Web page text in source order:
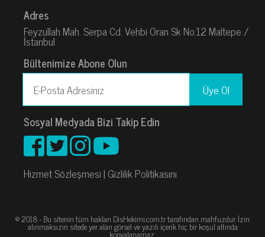
Adres
Feyzullah Mah. Serpa Cd. Vehbi Oran Sk No:12 Maltepe /
İstanbul
Bültenimize Abone Olun
Sosyal Medyada Bizi Takip Edin
Hizmet Sözleşmesi | Gizlilik Politikasını
© 2018 - Bu sitenin tüm hakları DisHekimi.com.tr tarafından mahfuzdur. İzin
alınmaksızın sitede yer alan görsel ve yazılı içerik hiç bir koşul altında
kopyalanamaz.